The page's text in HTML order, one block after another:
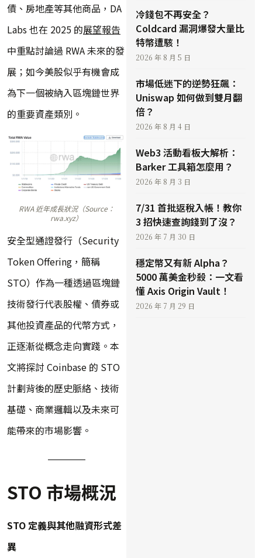
債、房地產等其他商品，DA
Labs 也在 2025 的展望報告
中重點討論過 RWA 未來的發
展；如今美股似乎有機會成
為下一個被納入區塊鏈世界
的重要資產類別。
RWA 近年成長狀況（Source：
rwa.xyz）
安全型通證發行（Security
Token Offering，簡稱
STO）作為一種透過區塊鏈
技術發行代表股權、債券或
其他投資產品的代幣方式，
正逐漸從概念走向實踐。本
文將探討 Coinbase 的 STO
計劃背後的歷史脈絡、技術
基礎、商業邏輯以及未來可
能帶來的市場影響。
STO 市場概況
STO 定義與其他融資形式差
異
冷錢包不再安全？
Coldcard 漏洞爆發大量比
特幣遭駭！
2026 年 8 月 5 日
市場低迷下的逆勢狂飆：
Uniswap 如何做到雙月翻
倍？
2026 年 8 月 4 日
Web3 活動看板大解析：
Barker 工具箱怎麼用？
2026 年 8 月 3 日
7/31 首批返稅入帳！教你
3 招快速查詢錢到了沒？
2026 年 7 月 30 日
穩定幣又有新 Alpha？
5000 萬美金秒殺：一文看
懂 Axis Origin Vault！
2026 年 7 月 29 日